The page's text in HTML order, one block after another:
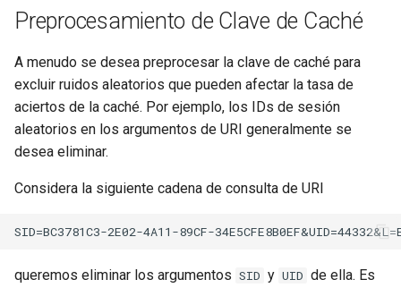
Preprocesamiento de Clave de Caché
A menudo se desea preprocesar la clave de caché para
excluir ruidos aleatorios que pueden afectar la tasa de
aciertos de la caché. Por ejemplo, los IDs de sesión
aleatorios en los argumentos de URI generalmente se
desea eliminar.
Considera la siguiente cadena de consulta de URI
queremos eliminar los argumentos SID y UID de ella. Es